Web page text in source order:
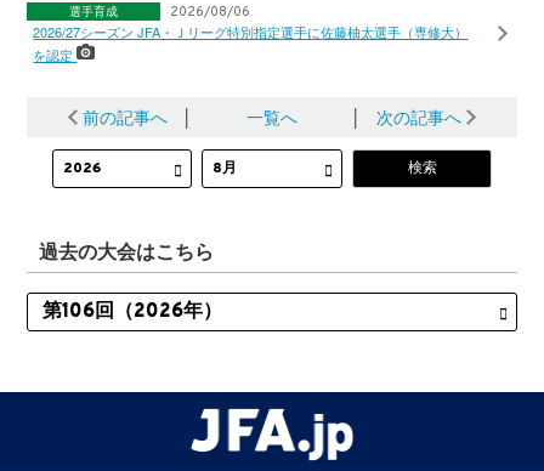
選手育成 2026/08/06
2026/27シーズン JFA・Ｊリーグ特別指定選手に佐藤柚太選手（専修大）
を認定
前の記事へ │ 一覧へ │ 次の記事へ
過去の大会はこちら